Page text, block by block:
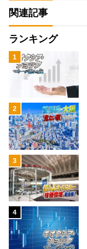
関連記事
ランキング
1
2
3
4